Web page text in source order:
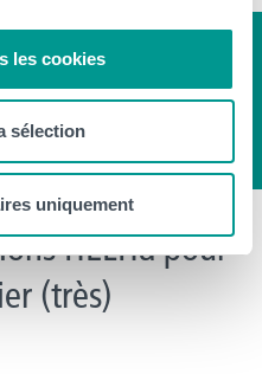
les cookies
sélection
uniquement
HELHa pour
(très)